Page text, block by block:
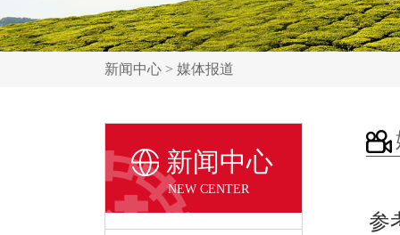
新闻中心 > 媒体报道
新闻中心
NEW CENTER
参